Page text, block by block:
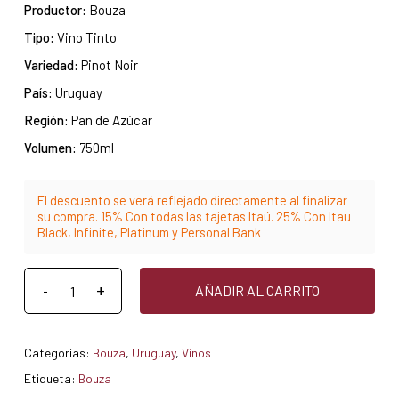
Productor: Bouza
Tipo: Vino Tinto
Variedad: Pinot Noir
País: Uruguay
Región: Pan de Azúcar
Volumen: 750ml
El descuento se verá reflejado directamente al finalizar
su compra. 15% Con todas las tajetas Itaú. 25% Con Itau
Black, Infinite, Platinum y Personal Bank
AÑADIR AL CARRITO
Categorías: Bouza, Uruguay, Vinos
Etiqueta: Bouza